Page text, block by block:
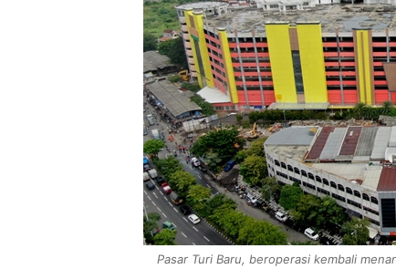
Pasar Turi Baru, beroperasi kembali